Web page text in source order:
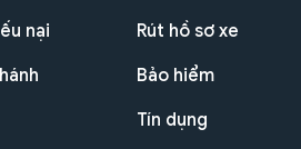
nại
Rút hồ sơ xe
Bảo hiểm
Tín dụng